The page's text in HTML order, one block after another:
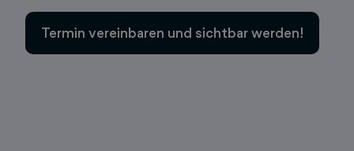
Termin vereinbaren und sichtbar werden!